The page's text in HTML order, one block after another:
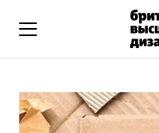
Искусство и дизайн